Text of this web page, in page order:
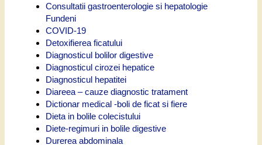
Consultatii gastroenterologie si hepatologie
Fundeni
COVID-19
Detoxifierea ficatului
Diagnosticul bolilor digestive
Diagnosticul cirozei hepatice
Diagnosticul hepatitei
Diareea – cauze diagnostic tratament
Dictionar medical -boli de ficat si fiere
Dieta in bolile colecistului
Diete-regimuri in bolile digestive
Durerea abdominala